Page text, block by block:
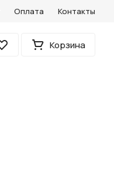
Оплата Контакты
Избранное Корзина